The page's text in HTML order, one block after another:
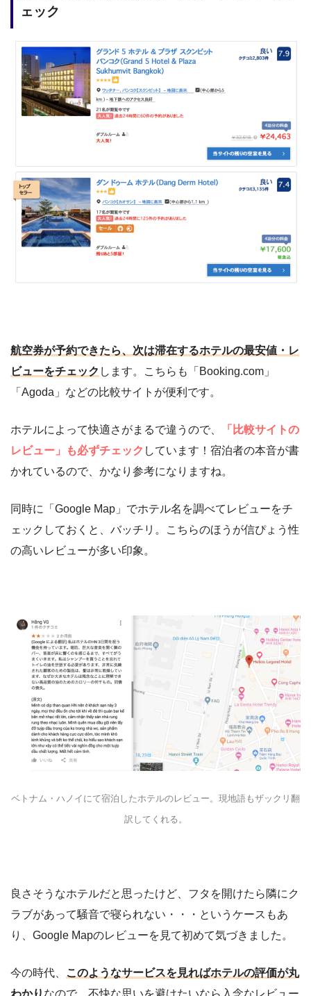
ェック
航空券が予約できたら、次は滞在するホテルの最安値・レ
ビューをチェック します。こちらも「Booking.com」
「Agoda」などの比較サイトが便利です。
ホテルによって快適さがまるで違うので、
「比較サイトの
レビュー」も必ずチェック しています！宿泊者の本音が書
かれているので、かなり参考になりますね。
同時に「Google Map」でホテル名を調べてレビューをチ
ェックしておくと、バッチリ。こちらのほうが信ぴょう性
の高いレビューが多い印象。
ベトナム・ハノイにて宿泊したホテルのレビュー。現地語もザックリ翻
訳してくれる。
良さそうなホテルだと思ったけど、フタを開けたら隣にク
ラブがあって騒音で寝られない・・・というケースもあ
り、Google Mapのレビューを見て初めて気づきました。
今の時代、
このようなサービスを見ればホテルの評価が丸
わかり なので、不快な思いを避けたいなら入念なレビュー